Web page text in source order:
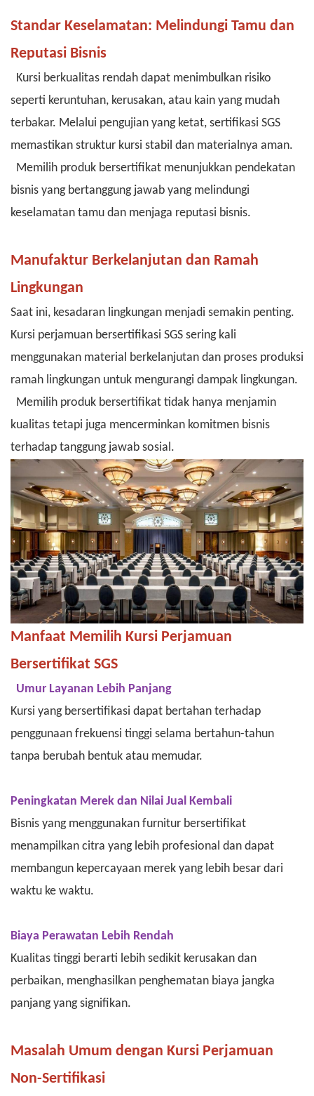
Standar Keselamatan: Melindungi Tamu dan
Reputasi Bisnis
Kursi berkualitas rendah dapat menimbulkan risiko
seperti keruntuhan, kerusakan, atau kain yang mudah
terbakar. Melalui pengujian yang ketat, sertifikasi SGS
memastikan struktur kursi stabil dan materialnya aman.
Memilih produk bersertifikat menunjukkan pendekatan
bisnis yang bertanggung jawab yang melindungi
keselamatan tamu dan menjaga reputasi bisnis.
Manufaktur Berkelanjutan dan Ramah
Lingkungan
Saat ini, kesadaran lingkungan menjadi semakin penting.
Kursi perjamuan bersertifikasi SGS sering kali
menggunakan material berkelanjutan dan proses produksi
ramah lingkungan untuk mengurangi dampak lingkungan.
Memilih produk bersertifikat tidak hanya menjamin
kualitas tetapi juga mencerminkan komitmen bisnis
terhadap tanggung jawab sosial.
Manfaat Memilih Kursi Perjamuan
Bersertifikat SGS
Umur Layanan Lebih Panjang
Kursi yang bersertifikasi dapat bertahan terhadap
penggunaan frekuensi tinggi selama bertahun-tahun
tanpa berubah bentuk atau memudar.
Peningkatan Merek dan Nilai Jual Kembali
Bisnis yang menggunakan furnitur bersertifikat
menampilkan citra yang lebih profesional dan dapat
membangun kepercayaan merek yang lebih besar dari
waktu ke waktu.
Biaya Perawatan Lebih Rendah
Kualitas tinggi berarti lebih sedikit kerusakan dan
perbaikan, menghasilkan penghematan biaya jangka
panjang yang signifikan.
Masalah Umum dengan Kursi Perjamuan
Non-Sertifikasi